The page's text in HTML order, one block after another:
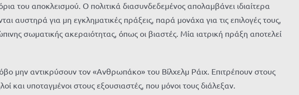
του αποκλεισμού. Ο πολιτικά διασυνδεδεμένος απολαμβάνει ιδιαίτερα
αυστηρά για μη εγκληματικές πράξεις, παρά μονάχα για τις επιλογές τους,
σωματικής ακεραιότητας, όπως οι βιαστές. Μία ιατρική πράξη αποτελεί
μην αντικρύσουν τον «Ανθρωπάκο» του Βίλχελμ Ράιχ. Επιτρέπουν στους
και υποταγμένοι στους εξουσιαστές, που μόνοι τους διάλεξαν.